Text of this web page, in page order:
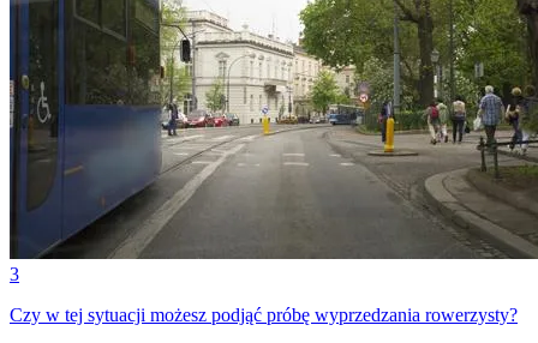
3
Czy w tej sytuacji możesz podjąć próbę wyprzedzania rowerzysty?